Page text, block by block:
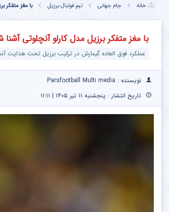
خانه جام جهانی تیم فوتبال برزیل با مغز متفکر
با مغز متفکر برزیل مدل کارلو آنچلوتی آشنا
عملکرد فوق العاده گیمارش در ترکیب برزیل تحت هدایت
نویسنده : Parsfootball Multi media
تاریخ انتشار : پنجشنبه ۱۱ تیر ۱۴۰۵ | ۱۱:۱۱